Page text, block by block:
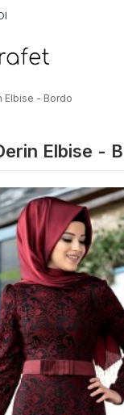
Elbise - Bordo
Elbise -